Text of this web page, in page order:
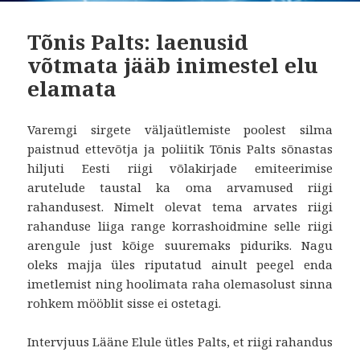
Tõnis Palts: laenusid
võtmata jääb inimestel elu
elamata
Varemgi sirgete väljaütlemiste poolest silma
paistnud ettevõtja ja poliitik Tõnis Palts sõnastas
hiljuti Eesti riigi võlakirjade emiteerimise
arutelude taustal ka oma arvamused riigi
rahandusest. Nimelt olevat tema arvates riigi
rahanduse liiga range korrashoidmine selle riigi
arengule just kõige suuremaks piduriks. Nagu
oleks majja üles riputatud ainult peegel enda
imetlemist ning hoolimata raha olemasolust sinna
rohkem mööblit sisse ei ostetagi.
Intervjuus Lääne Elule ütles Palts, et riigi rahandus